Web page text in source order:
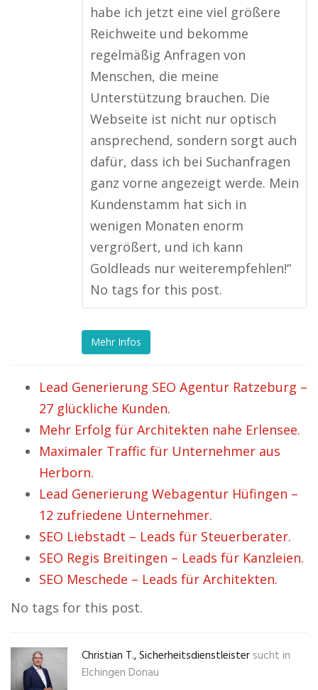
habe ich jetzt eine viel größere
Reichweite und bekomme
regelmäßig Anfragen von
Menschen, die meine
Unterstützung brauchen. Die
Webseite ist nicht nur optisch
ansprechend, sondern sorgt auch
dafür, dass ich bei Suchanfragen
ganz vorne angezeigt werde. Mein
Kundenstamm hat sich in
wenigen Monaten enorm
vergrößert, und ich kann
Goldleads nur weiterempfehlen!“
No tags for this post.
Mehr Infos
Lead Generierung SEO Agentur Ratzeburg –
27 glückliche Kunden.
Mehr Erfolg für Architekten nahe Erlensee.
Maximaler Traffic für Unternehmer aus
Herborn.
Lead Generierung Webagentur Hüfingen –
12 zufriedene Unternehmer.
SEO Liebstadt – Leads für Steuerberater.
SEO Regis Breitingen – Leads für Kanzleien.
SEO Meschede – Leads für Architekten.
No tags for this post.
Christian T., Sicherheitsdienstleister sucht in
Elchingen Donau